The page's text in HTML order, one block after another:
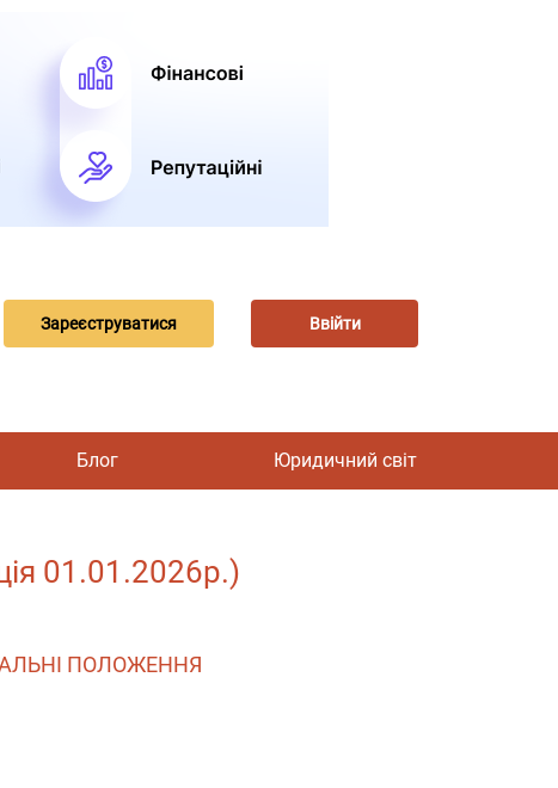
Зареєструватися Ввійти
Блог Юридичний світ
01.01.2026р.)
ПОЛОЖЕННЯ